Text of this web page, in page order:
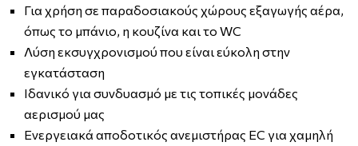
Για χρήση σε παραδοσιακούς χώρους εξαγωγής αέρα,
όπως το μπάνιο, η κουζίνα και το WC
Λύση εκσυγχρονισμού που είναι εύκολη στην
εγκατάσταση
Ιδανικό για συνδυασμό με τις τοπικές μονάδες
αερισμού μας
Ενεργειακά αποδοτικός ανεμιστήρας EC για χαμηλή